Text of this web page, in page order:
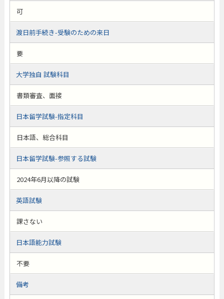
可
渡日前手続き-受験のための来日
要
大学独自 試験科目
書類審査、面接
日本留学試験-指定科目
日本語、総合科目
日本留学試験-参照する試験
2024年6月以降の試験
英語試験
課さない
日本語能力試験
不要
備考